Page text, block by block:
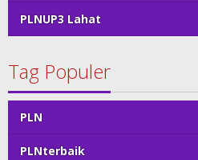
PLNUP3 Lahat
Tag Populer
PLN
PLNterbaik